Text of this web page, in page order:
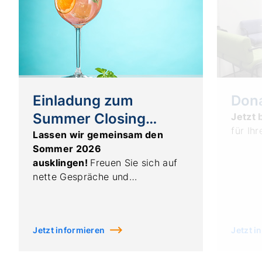
Einladung zum
Summer Closing
Cocktail
Lassen wir gemeinsam den
Sommer 2026
ausklingen! Freuen Sie sich auf
nette Gespräche und
Jetzt informieren
Jetzt
für
Jetzt